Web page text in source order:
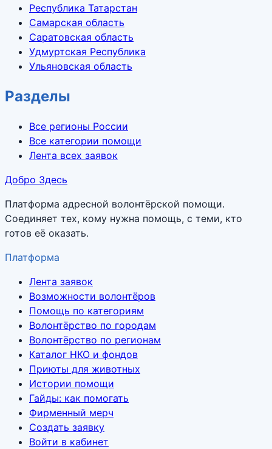
Республика Татарстан
Самарская область
Саратовская область
Удмуртская Республика
Ульяновская область
Разделы
Все регионы России
Все категории помощи
Лента всех заявок
Добро Здесь
Платформа адресной волонтёрской помощи.
Соединяет тех, кому нужна помощь, с теми, кто
готов её оказать.
Платформа
Лента заявок
Возможности волонтёров
Помощь по категориям
Волонтёрство по городам
Волонтёрство по регионам
Каталог НКО и фондов
Приюты для животных
Истории помощи
Гайды: как помогать
Фирменный мерч
Создать заявку
Войти в кабинет